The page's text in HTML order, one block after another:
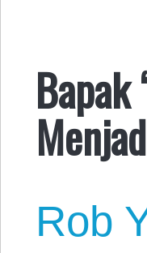
Bapak
Rob